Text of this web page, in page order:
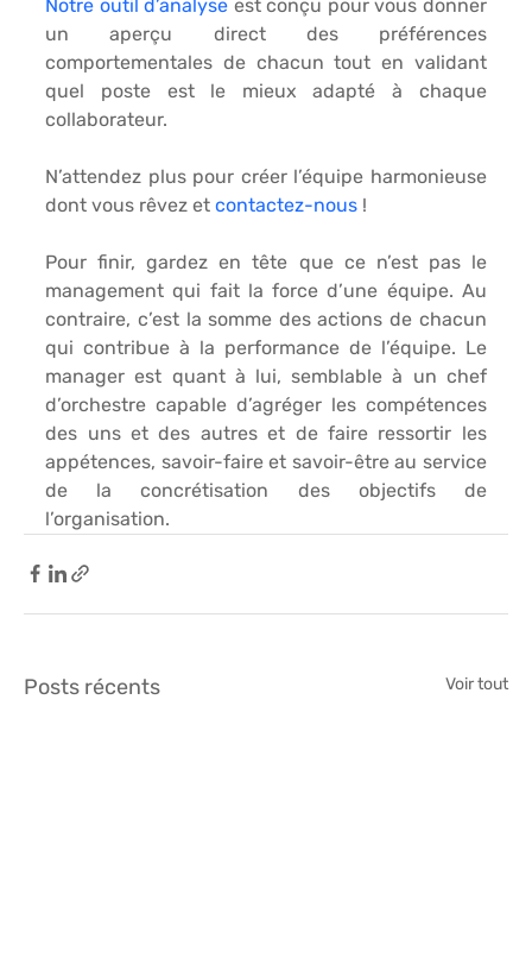
Notre outil d’analyse est conçu pour vous donner
un aperçu direct des préférences
comportementales de chacun tout en validant
quel poste est le mieux adapté à chaque
collaborateur.
N’attendez plus pour créer l’équipe harmonieuse
dont vous rêvez et contactez-nous !
Pour finir, gardez en tête que ce n’est pas le
management qui fait la force d’une équipe. Au
contraire, c’est la somme des actions de chacun
qui contribue à la performance de l’équipe. Le
manager est quant à lui, semblable à un chef
d’orchestre capable d’agréger les compétences
des uns et des autres et de faire ressortir les
appétences, savoir-faire et savoir-être au service
de la concrétisation des objectifs de
l’organisation.
Posts récents Voir tout